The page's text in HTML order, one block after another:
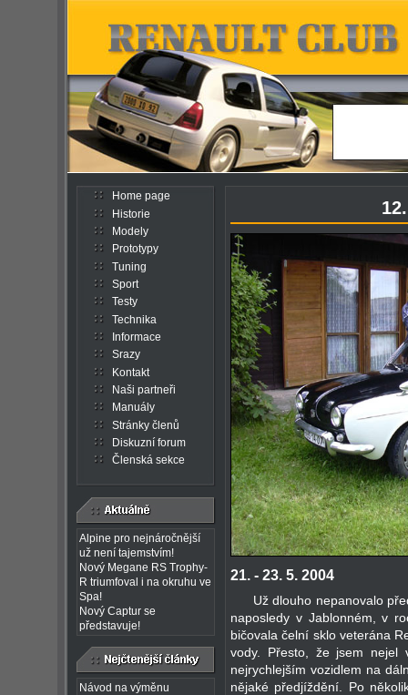
Home page
Historie
Modely
Prototypy
Tuning
Sport
Testy
Technika
Informace
Srazy
Kontakt
Naši partneři
Manuály
Stránky členů
Diskuzní forum
Členská sekce
Alpine pro nejnáročnější
už není tajemstvím!
Nový Megane RS Trophy-
R triumfoval i na okruhu ve
Spa!
Nový Captur se
představuje!
Návod na výměnu
21. - 23. 5. 2004
Už dlouho nepanovalo
naposledy v Jablonném, v
bičovala čelní sklo veterána
vody. Přesto, že jsem nejel
nejrychlejším vozidlem na
nějaké předjíždění. Po